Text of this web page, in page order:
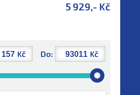
5 929,- Kč
Kč Do: Kč